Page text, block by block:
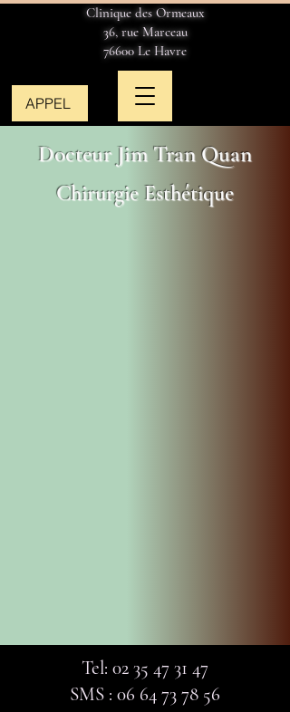
Clinique des Ormeaux
36, rue Marceau
76600 Le Havre
APPEL
Docteur Jim Tran Quan
Chirurgie Esthétique
Tel: 02 35 47 31 47
SMS : 06 64 73 78 56